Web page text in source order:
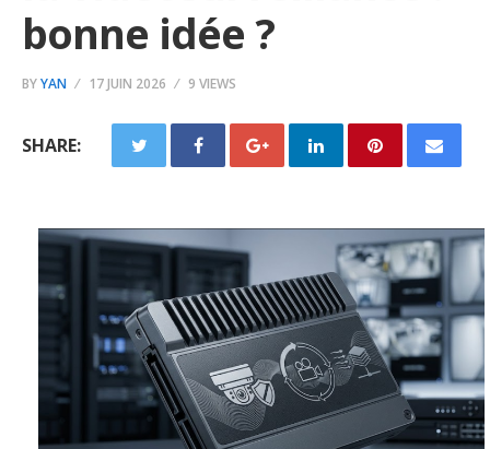
bonne idée ?
BYYAN 17 JUIN 2026 9 VIEWS
SHARE: